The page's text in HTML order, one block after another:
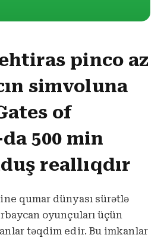
pinco az
simvoluna
of
500 min
reallıqdır
qumar dünyası sürətlə
oyunçuları üçün
təqdim edir. Bu imkanlar